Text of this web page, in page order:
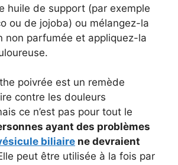
huile de support (par exemple
ou de jojoba) ou mélangez-la
non parfumée et appliquez-la
poivrée est un remède
contre les douleurs
ce n’est pas pour tout le
ayant des problèmes
biliaire ne devraient
peut être utilisée à la fois par